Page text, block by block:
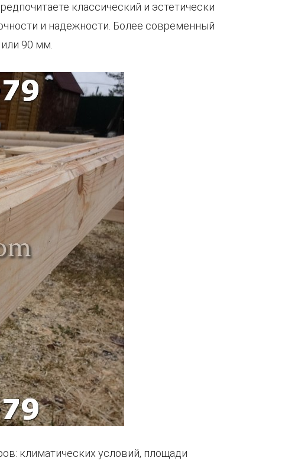
классический и эстетически
и надежности. Более современный
90 мм.
климатических условий, площади